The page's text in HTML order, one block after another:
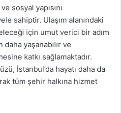
sosyal yapısını
sahiptir. Ulaşım alanındaki
için umut verici bir adım
daha yaşanabilir ve
katkı sağlamaktadır.
İstanbul’da hayatı daha da
tüm şehir halkına hizmet